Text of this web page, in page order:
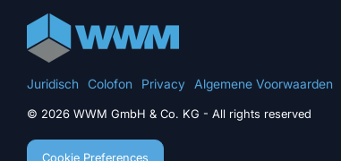
Juridisch Colofon Privacy Algemene Voorwaarden
© 2026 WWM GmbH & Co. KG - All rights reserved
Cookie Preferences